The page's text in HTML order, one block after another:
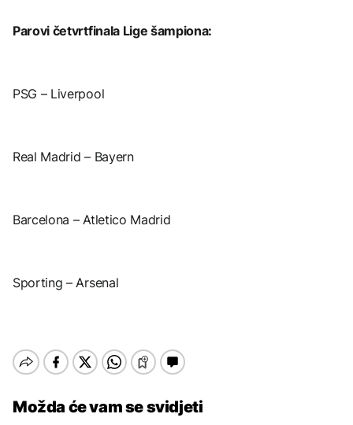
Parovi četvrtfinala Lige šampiona:
PSG – Liverpool
Real Madrid – Bayern
Barcelona – Atletico Madrid
Sporting – Arsenal
Možda će vam se svidjeti